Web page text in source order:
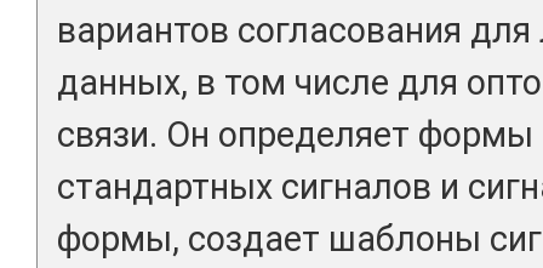
вариантов согласования
данных, в том числе для
связи. Он определяет
стандартных сигналов и
формы, создает шаблоны